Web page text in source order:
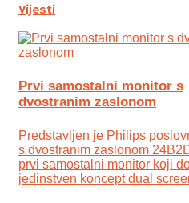
Vijesti
Prvi samostalni monitor s
dvostranim zaslonom
Predstavljen je Philips
s dvostranim zaslonom
prvi samostalni monitor koji
jedinstven koncept dual